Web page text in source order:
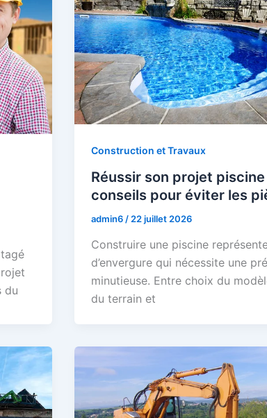
du
Construction et Travaux
Réussir son projet piscine
conseils pour éviter les
admin6 / 22 juillet 2026
Construire une piscine
d’envergure qui nécessite une
minutieuse. Entre choix du
du terrain et